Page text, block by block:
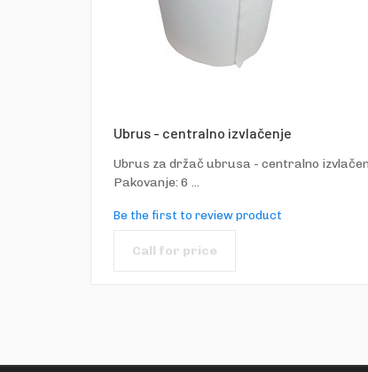
Ubrus - centralno izvlačenje
Ubrus za držač ubrusa - centralno
Pakovanje: 6 ...
Be the first to review product
Call for price